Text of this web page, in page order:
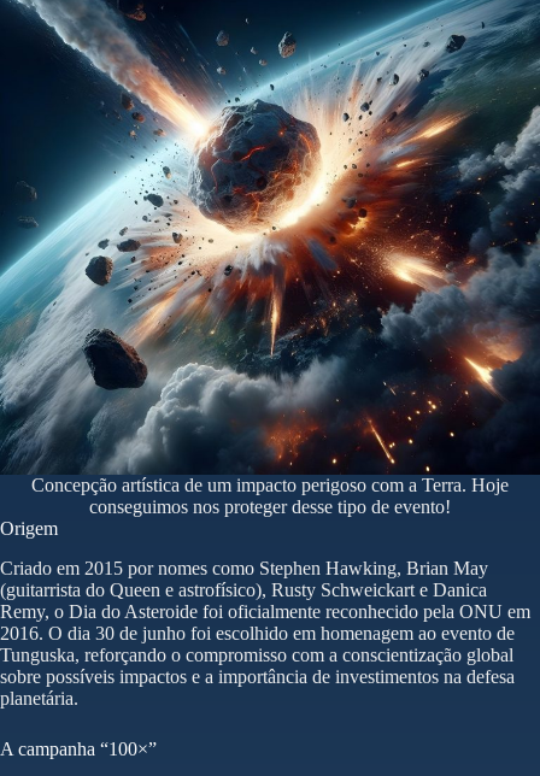
Concepção artística de um impacto perigoso com a Terra. Hoje
conseguimos nos proteger desse tipo de evento!
Origem
Criado em 2015 por nomes como Stephen Hawking, Brian May
(guitarrista do Queen e astrofísico), Rusty Schweickart e Danica
Remy, o Dia do Asteroide foi oficialmente reconhecido pela ONU em
2016. O dia 30 de junho foi escolhido em homenagem ao evento de
Tunguska, reforçando o compromisso com a conscientização global
sobre possíveis impactos e a importância de investimentos na defesa
planetária.
A campanha “100×”